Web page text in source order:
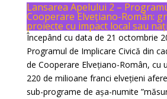
Lansarea Apelului 2 –
Cooperare Elvețiano-Român:
proiecte cu impact local sau
Începând cu data de 21 octombrie
Programul de Implicare Civică din
de Cooperare Elvețiano-Român, cu
220 de milioane franci elvețieni
sub-programe de așa-numite